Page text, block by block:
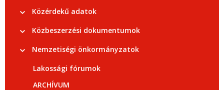
Közérdekű adatok
Közbeszerzési dokumentumok
Nemzetiségi önkormányzatok
Lakossági fórumok
ARCHÍVUM